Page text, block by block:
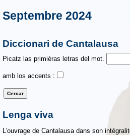
Septembre 2024
Diccionari de Cantalausa
Picatz las primièras letras del mot.
amb los accents :
Lenga viva
L'ouvrage de Cantalausa dans son